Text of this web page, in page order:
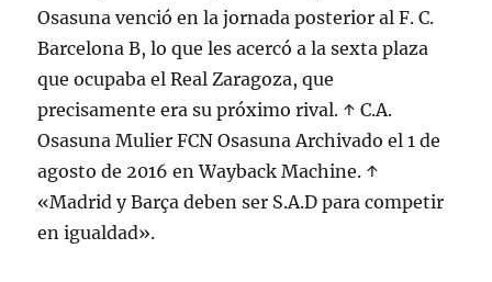
Osasuna venció en la jornada posterior al F. C.
Barcelona B, lo que les acercó a la sexta plaza
que ocupaba el Real Zaragoza, que
precisamente era su próximo rival. ↑ C.A.
Osasuna Mulier FCN Osasuna Archivado el 1 de
agosto de 2016 en Wayback Machine. ↑
«Madrid y Barça deben ser S.A.D para competir
en igualdad».